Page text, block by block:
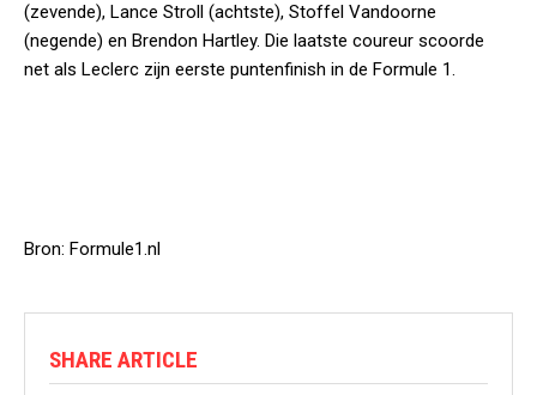
(zevende), Lance Stroll (achtste), Stoffel Vandoorne
(negende) en Brendon Hartley. Die laatste coureur scoorde
net als Leclerc zijn eerste puntenfinish in de Formule 1.
Bron: Formule1.nl
SHARE ARTICLE